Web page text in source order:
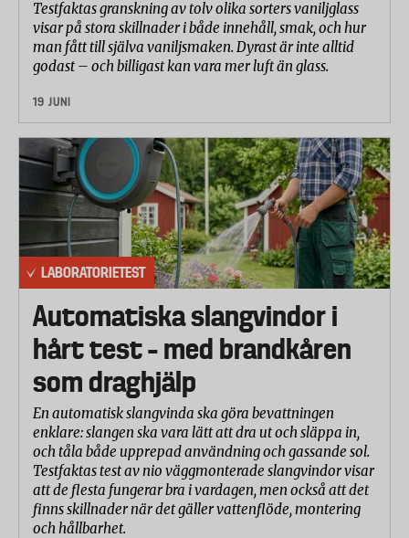
Testfaktas granskning av tolv olika sorters vaniljglass
visar på stora skillnader i både innehåll, smak, och hur
man fått till själva vaniljsmaken. Dyrast är inte alltid
godast – och billigast kan vara mer luft än glass.
19 JUNI
LABORATORIETEST
Automatiska slangvindor i
hårt test – med brandkåren
som draghjälp
En automatisk slangvinda ska göra bevattningen
enklare: slangen ska vara lätt att dra ut och släppa in,
och tåla både upprepad användning och gassande sol.
Testfaktas test av nio väggmonterade slangvindor visar
att de flesta fungerar bra i vardagen, men också att det
finns skillnader när det gäller vattenflöde, montering
och hållbarhet.